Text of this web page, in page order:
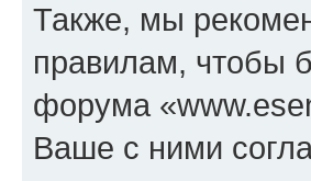
Также, мы
правилам, чтобы
форума
Ваше с ними